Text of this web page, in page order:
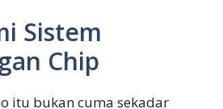
Sistem
Chip
itu bukan cuma sekadar